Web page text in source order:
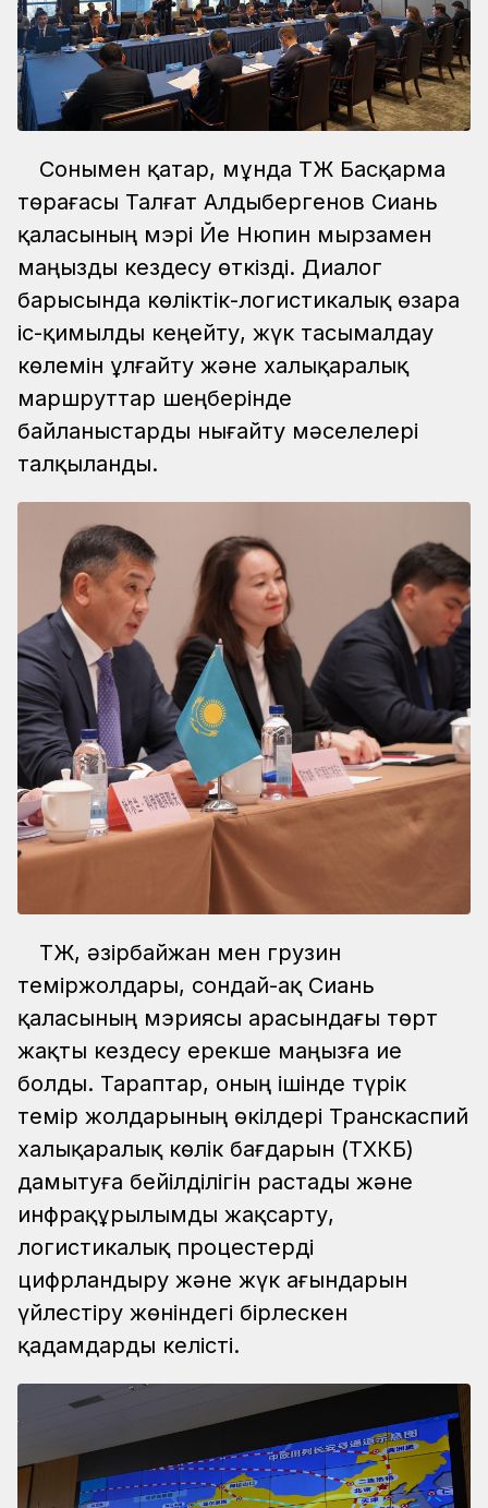
Сонымен қатар, мұнда ҚТЖ Басқарма
төрағасы Талғат Алдыбергенов Сиань
қаласының мэрі Йе Нюпин мырзамен
маңызды кездесу өткізді. Диалог
барысында көліктік-логистикалық өзара
іс-қимылды кеңейту, жүк тасымалдау
көлемін ұлғайту және халықаралық
маршруттар шеңберінде
байланыстарды нығайту мәселелері
талқыланды.
ҚТЖ, әзірбайжан мен грузин
теміржолдары, сондай-ақ Сиань
қаласының мэриясы арасындағы төрт
жақты кездесу ерекше маңызға ие
болды. Тараптар, оның ішінде түрік
темір жолдарының өкілдері Транскаспий
халықаралық көлік бағдарын (ТХКБ)
дамытуға бейілділігін растады және
инфрақұрылымды жақсарту,
логистикалық процестерді
цифрландыру және жүк ағындарын
үйлестіру жөніндегі бірлескен
қадамдарды келісті.